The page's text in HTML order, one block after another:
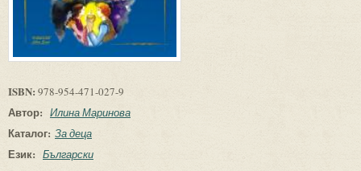
ISBN: 978-954-471-027-9
Автор: Илина Маринова
Каталог: За деца
Език: Български